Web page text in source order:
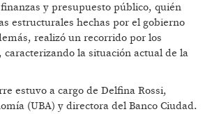
y presupuesto público, quién
estructurales hechas por el gobierno
realizó un recorrido por los
la situación actual de la
estuvo a cargo de Delfina Rossi,
(UBA) y directora del Banco Ciudad.